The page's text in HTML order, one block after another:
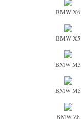
BMW X6
BMW X5
BMW M3
BMW M5
BMW Z8